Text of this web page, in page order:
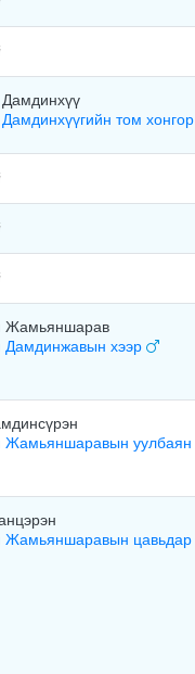
том хонгор
Жамьяншарав
Дамдинжавын хээр
Жамьяншаравын уулбаян
Жамьяншаравын цавьдар